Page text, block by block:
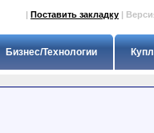
| Поставить закладку |
Бизнес/Технологии